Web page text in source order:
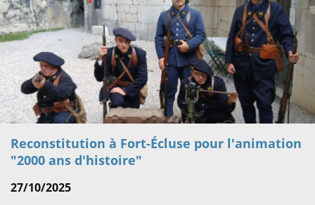
Reconstitution à Fort-Écluse pour l'animation
"2000 ans d'histoire"
27/10/2025